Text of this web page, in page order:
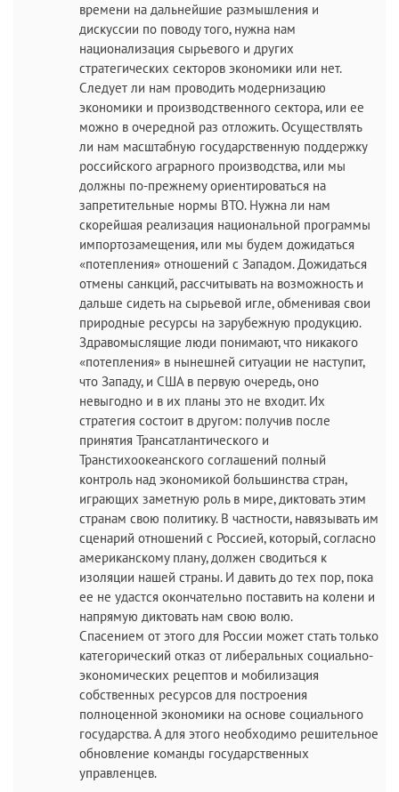
времени на дальнейшие размышления и
дискуссии по поводу того, нужна нам
национализация сырьевого и других
стратегических секторов экономики или нет.
Следует ли нам проводить модернизацию
экономики и производственного сектора, или ее
можно в очередной раз отложить. Осуществлять
ли нам масштабную государственную поддержку
российского аграрного производства, или мы
должны по-прежнему ориентироваться на
запретительные нормы ВТО. Нужна ли нам
скорейшая реализация национальной программы
импортозамещения, или мы будем дожидаться
«потепления» отношений с Западом. Дожидаться
отмены санкций, рассчитывать на возможность и
дальше сидеть на сырьевой игле, обменивая свои
природные ресурсы на зарубежную продукцию.
Здравомыслящие люди понимают, что никакого
«потепления» в нынешней ситуации не наступит,
что Западу, и США в первую очередь, оно
невыгодно и в их планы это не входит. Их
стратегия состоит в другом: получив после
принятия Трансатлантического и
Транстихоокеанского соглашений полный
контроль над экономикой большинства стран,
играющих заметную роль в мире, диктовать этим
странам свою политику. В частности, навязывать им
сценарий отношений с Россией, который, согласно
американскому плану, должен сводиться к
изоляции нашей страны. И давить до тех пор, пока
ее не удастся окончательно поставить на колени и
напрямую диктовать нам свою волю.
Спасением от этого для России может стать только
категорический отказ от либеральных социально-
экономических рецептов и мобилизация
собственных ресурсов для построения
полноценной экономики на основе социального
государства. А для этого необходимо решительное
обновление команды государственных
управленцев.